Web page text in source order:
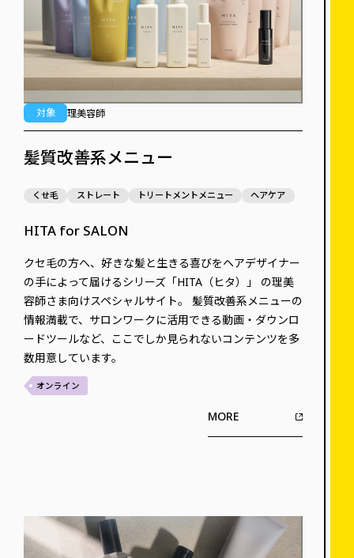
対象 理美容師
髪質改善系メニュー
くせ毛 ストレート トリートメントメニュー ヘアケア
HITA for SALON
クセ毛の方へ、好きな髪と生きる喜びをヘアデザイナー
の手によって届けるシリーズ「HITA（ヒタ）」 の理美
容師さま向けスペシャルサイト。 髪質改善系メニューの
情報満載で、サロンワークに活用できる動画・ダウンロ
ードツールなど、ここでしか見られないコンテンツを多
数用意しています。
オンライン
MORE